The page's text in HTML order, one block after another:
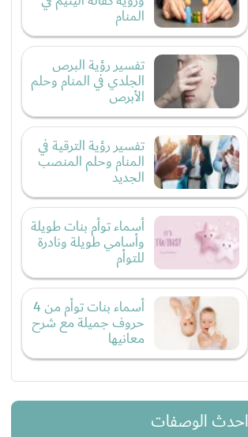
المنام
تفسير رؤية البرص
الجلدي في المنام وحلم
الأبرص
تفسير رؤية الترقية في
المنام وحلم المنصب
الجديد
أسماء توأم بنات طويلة
وأسامي طويلة ونادرة
للتوأم
أسماء بنات توأم من 4
حروف جميلة مع شرح
معانيها
احدث الوصفات